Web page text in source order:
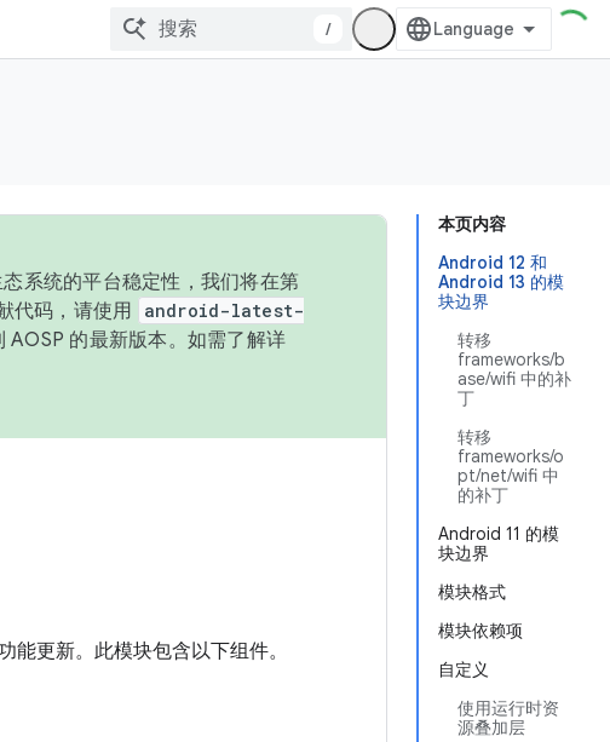
/
本页内容
Android 12 和
Android 13 的模
块边界
转移
frameworks/b
ase/wifi 中的补
丁
转移
frameworks/o
pt/net/wifi 中
的补丁
Android 11 的模
块边界
模块格式
模块依赖项
自定义
使用运行时资
源叠加层
系统的平台稳定性，我们将在第
代码，请使用
android-latest-
AOSP 的最新版本。如需了解详
更新。此模块包含以下组件。